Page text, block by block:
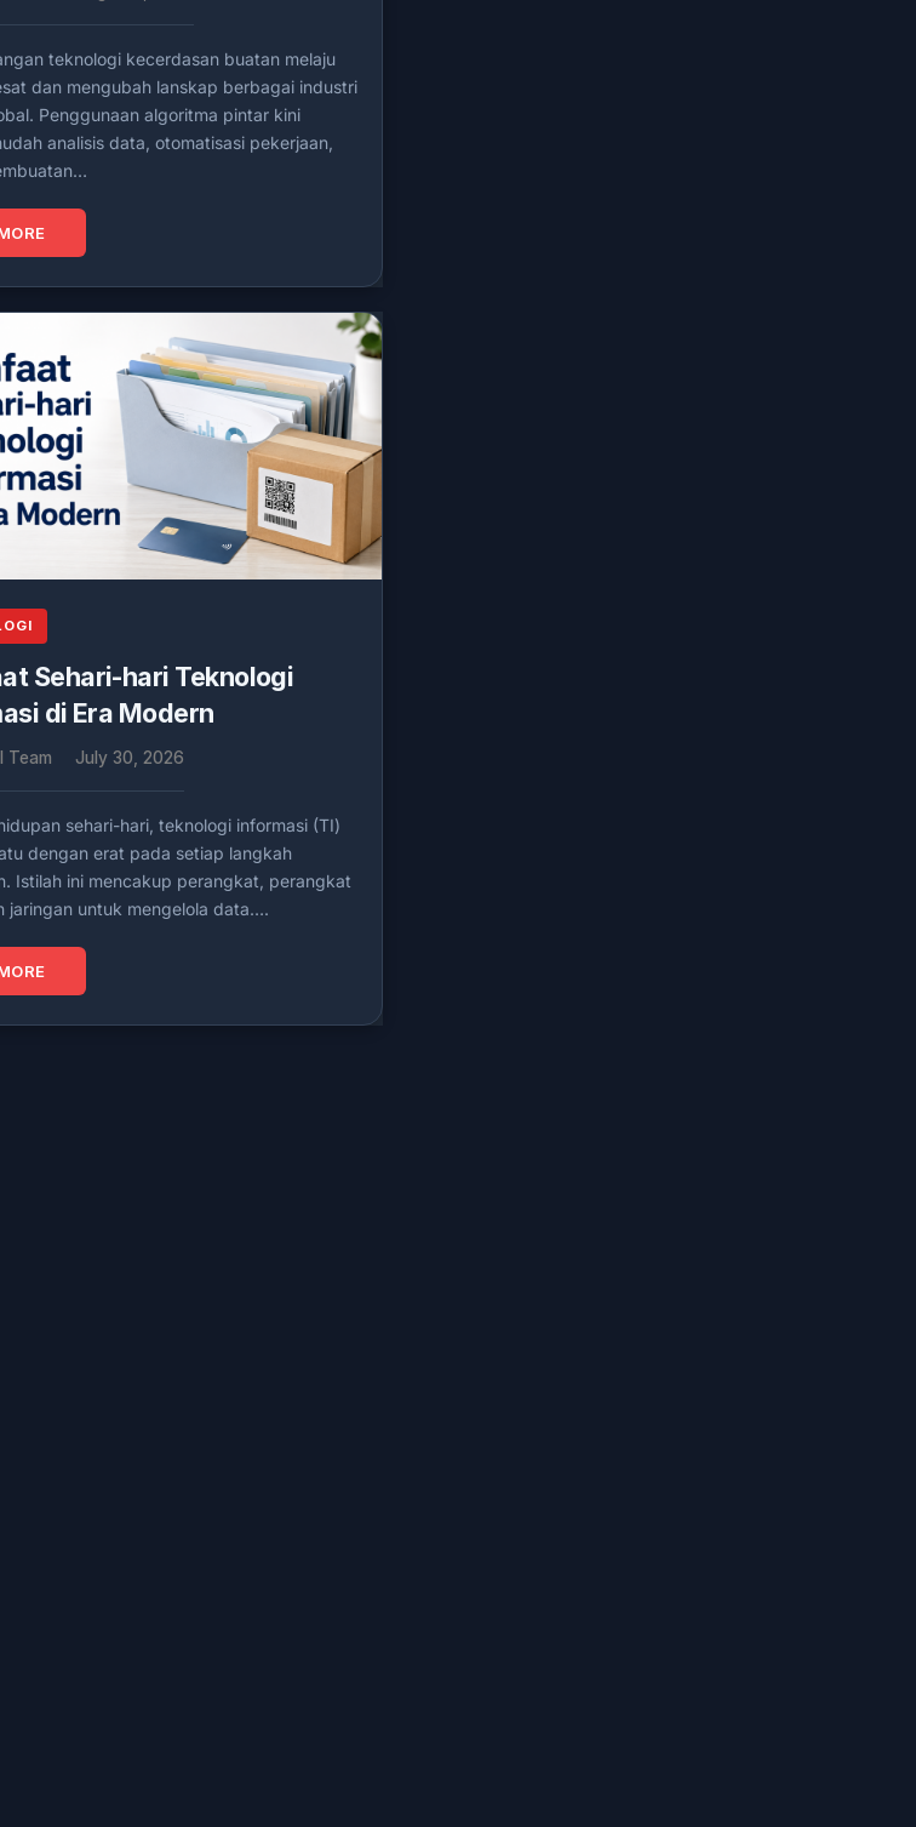
teknologi kecerdasan buatan melaju
dan mengubah lanskap berbagai industri
Penggunaan algoritma pintar kini
analisis data, otomatisasi pekerjaan,
Sehari-hari Teknologi
di Era Modern
Team July 30, 2026
sehari-hari, teknologi informasi (TI)
dengan erat pada setiap langkah
Istilah ini mencakup perangkat, perangkat
jaringan untuk mengelola data….